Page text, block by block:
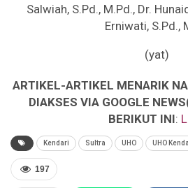
Salwiah, S.Pd., M.Pd., Dr.
Erniwati, S.Pd.,
(yat)
ARTIKEL-ARTIKEL MENARIK
DIAKSES VIA GOOGLE
BERIKUT INI:
Kendari Sultra UHO UHO
197